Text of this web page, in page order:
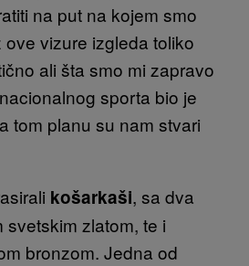
na put na kojem smo
vizure izgleda toliko
ali šta smo mi zapravo
sporta bio je
tom planu su nam stvari
košarkaši, sa dva
zlatom, te i
bronzom. Jedna od